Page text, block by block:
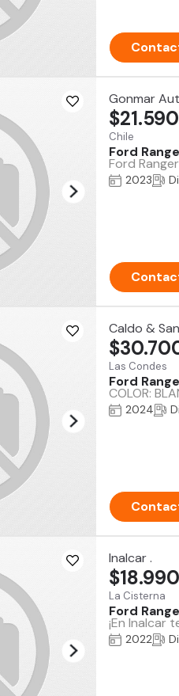
Gonmar
Chile
Ford
Ford
2023
Caldo &
Las Condes
Ford
COLOR:
2024
Inalcar .
La Cisterna
Ford
¡En Inalcar
2022